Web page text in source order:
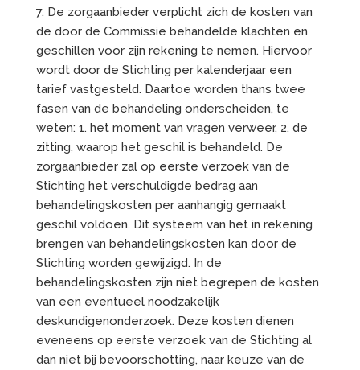
7. De zorgaanbieder verplicht zich de kosten van
de door de Commissie behandelde klachten en
geschillen voor zijn rekening te nemen. Hiervoor
wordt door de Stichting per kalenderjaar een
tarief vastgesteld. Daartoe worden thans twee
fasen van de behandeling onderscheiden, te
weten: 1. het moment van vragen verweer, 2. de
zitting, waarop het geschil is behandeld. De
zorgaanbieder zal op eerste verzoek van de
Stichting het verschuldigde bedrag aan
behandelingskosten per aanhangig gemaakt
geschil voldoen. Dit systeem van het in rekening
brengen van behandelingskosten kan door de
Stichting worden gewijzigd. In de
behandelingskosten zijn niet begrepen de kosten
van een eventueel noodzakelijk
deskundigenonderzoek. Deze kosten dienen
eveneens op eerste verzoek van de Stichting al
dan niet bij bevoorschotting, naar keuze van de